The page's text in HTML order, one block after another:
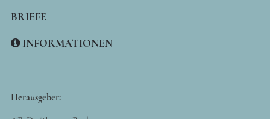
BRIEFE
INFORMATIONEN
Herausgeber: